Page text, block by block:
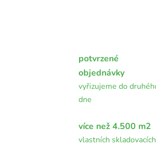
potvrzené
objednávky
vyřizujeme do
dne
více než 4.500 m2
vlastních